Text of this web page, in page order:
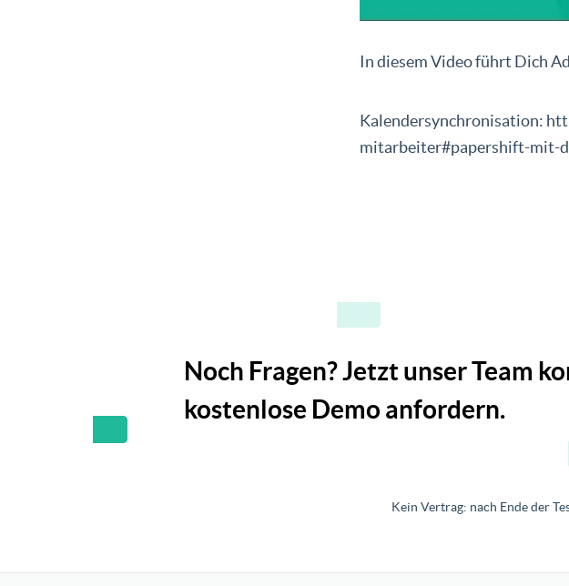
In diesem Video führt Dich
Kalendersynchronisation:
mitarbeiter#papershift-mit-
Noch Fragen? Jetzt unser Team
kostenlose Demo anfordern.
Kein Vertrag: nach Ende der